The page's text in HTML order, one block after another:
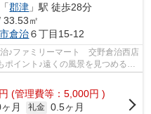
「郡津 」駅 徒歩28分
33.53㎡
倉治６丁目15-12
♪ファミリーマート 交野倉治西店
ポイント♪遠くの風景を見つめるこ
円 (管理費等：5,000円 )
月 礼金 0.5ヶ月